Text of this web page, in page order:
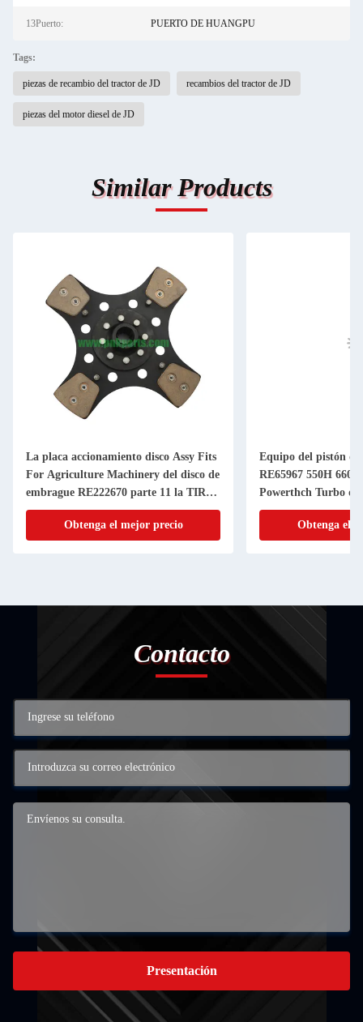
13Puerto: PUERTO DE HUANGPU
Tags:
piezas de recambio del tractor de JD recambios del tractor de JD
piezas del motor diesel de JD
Similar Products
La placa accionamiento disco Assy Fits
For Agriculture Machinery del disco de
embrague RE222670 parte 11 la TIRA
de la pulgada 20
Obtenga el mejor precio
Equipo del pistón
RE65967 550H 6603
Powerthch Turbo
del cilindro del
Obtenga el
Contacto
Presentación